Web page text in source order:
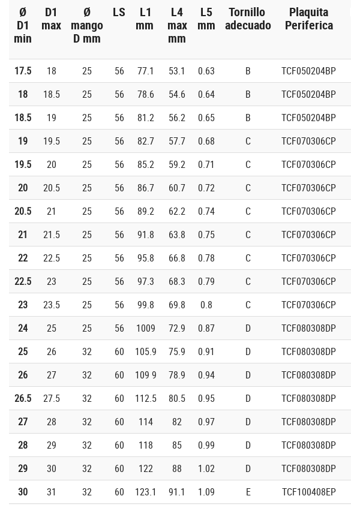
Ø
D1
min
D1
max
Ø
mango
D mm
LS
L1
mm
L4
max
mm
L5
mm
Tornillo
adecuado
Plaquita
Periferica
17.5 18 25 56 77.1 53.1 0.63 B TCF050204BP
18
18.5 25 56 78.6 54.6 0.64 B TCF050204BP
18.5
19 25 56 81.2 56.2 0.65 B TCF050204BP
19
19.5 25 56 82.7 57.7 0.68 C TCF070306CP
19.5
20 25 56 85.2 59.2 0.71 C TCF070306CP
20
20.5 25 56 86.7 60.7 0.72 C TCF070306CP
20.5
21 25 56 89.2 62.2 0.74 C TCF070306CP
21
21.5 25 56 91.8 63.8 0.75 C TCF070306CP
22
22.5 25 56 95.8 66.8 0.78 C TCF070306CP
22.5
23 25 56 97.3 68.3 0.79 C TCF070306CP
23
23.5 25 56 99.8 69.8 0.8 C TCF070306CP
24
25 25 56 1009 72.9 0.87 D TCF080308DP
25
26 32 60 105.9 75.9 0.91 D TCF080308DP
26
27 32 60 109 9 78.9 0.94 D TCF080308DP
26.5
27.5 32 60 112.5 80.5 0.95 D TCF080308DP
27
28 32 60 114 82 0.97 D TCF080308DP
28
29 32 60 118 85 0.99 D TCF080308DP
29
30 32 60 122 88 1.02 D TCF080308DP
30
31 32 60 123.1 91.1 1.09 E TCF100408EP